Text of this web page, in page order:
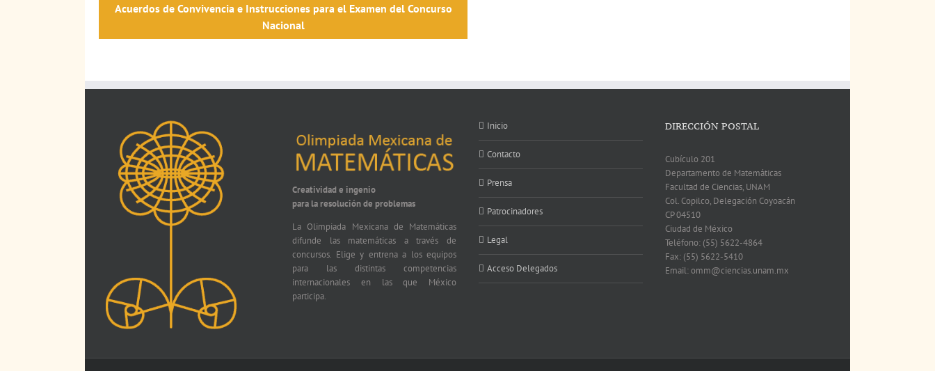
Acuerdos de Convivencia e Instrucciones para el Examen del Concurso
Nacional
Creatividad e ingenio
para la resolución de problemas
La Olimpiada Mexicana de Matemáticas
difunde las matemáticas a través de
concursos. Elige y entrena a los equipos
para las distintas competencias
internacionales en las que México
participa.
Inicio
Contacto
Prensa
Patrocinadores
Legal
Acceso Delegados
DIRECCIÓN POSTAL
Cubículo 201
Departamento de Matemáticas
Facultad de Ciencias, UNAM
Col. Copilco, Delegación Coyoacán
CP 04510
Ciudad de México
Teléfono: (55) 5622-4864
Fax: (55) 5622-5410
Email: omm@ciencias.unam.mx